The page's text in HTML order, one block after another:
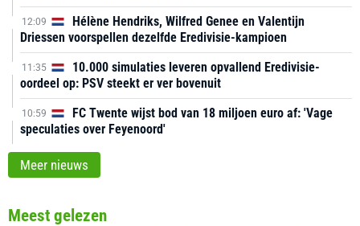
12:09
Hélène Hendriks, Wilfred Genee en Valentijn
Driessen voorspellen dezelfde Eredivisie-kampioen
11:35
10.000 simulaties leveren opvallend Eredivisie-
oordeel op: PSV steekt er ver bovenuit
10:59
FC Twente wijst bod van 18 miljoen euro af: 'Vage
speculaties over Feyenoord'
Meer nieuws
Meest gelezen